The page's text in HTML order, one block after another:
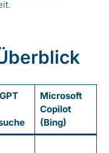
Microsoft
Copilot
(Bing)